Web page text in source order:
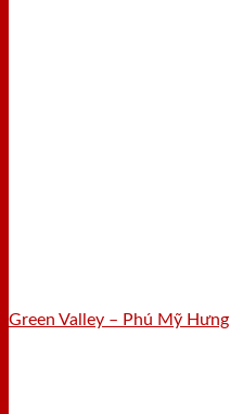
Green Valley – Phú Mỹ Hưng